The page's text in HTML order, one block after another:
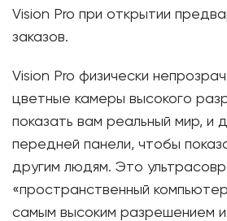
Vision Pro при открытии
заказов.
Vision Pro физически
цветные камеры высокого
показать вам реальный мир, и
передней панели, чтобы
другим людям. Это
«пространственный
самым высоким разрешением